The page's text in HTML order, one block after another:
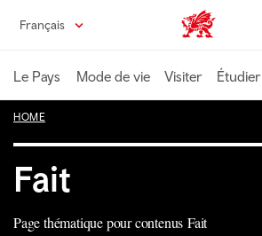
principal
Français Wales home
Le Pays Mode de vie Visiter Étudier
HOME
Fait
Page thématique pour contenus Fait